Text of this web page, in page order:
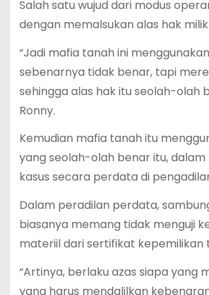
Salah satu wujud dari modus
dengan memalsukan alas hak
“Jadi mafia tanah ini
sebenarnya tidak benar, tapi
sehingga alas hak itu seolah-olah
Ronny.
Kemudian mafia tanah itu
yang seolah-olah benar itu,
kasus secara perdata di
Dalam peradilan perdata,
biasanya memang tidak menguji
materiil dari sertifikat kepemilikan
“Artinya, berlaku azas siapa yang
yang harus mendalilkan